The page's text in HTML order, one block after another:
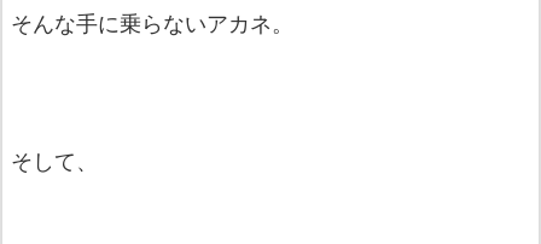
そんな手に乗らないアカネ。
そして、